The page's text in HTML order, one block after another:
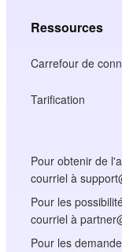
Ressources
Carrefour de
Tarification
Pour obtenir de
courriel à
Pour les
courriel à
Pour les